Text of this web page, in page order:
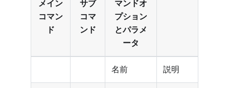
メイン
コマン
ド
サブ
コマ
ンド
マンドオ
プション
とパラメ
ータ
名前 説明